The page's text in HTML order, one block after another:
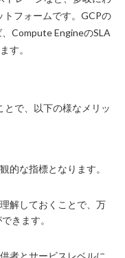
フォームです。GCPの
Compute EngineのSLA
す。
で、以下の様なメリッ
的な指標となります。
解しておくことで、万
きます。